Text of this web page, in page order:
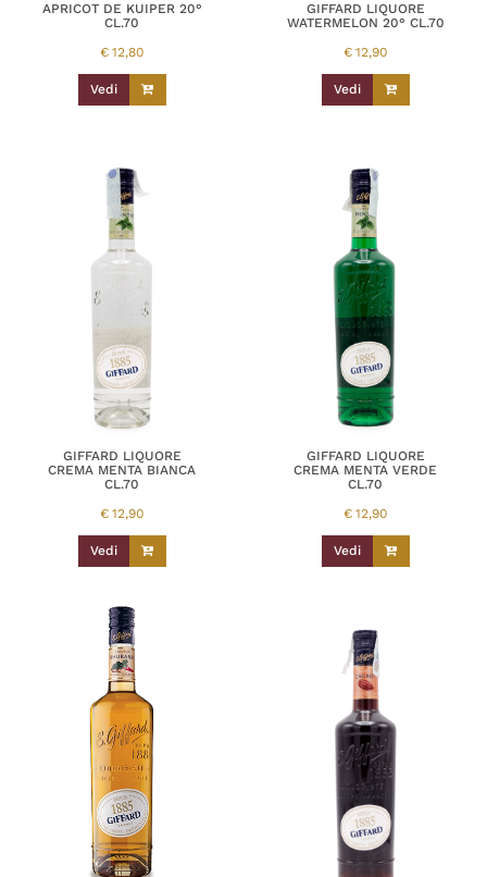
APRICOT DE KUIPER 20°
CL.70
€ 12,80
Vedi
GIFFARD LIQUORE
WATERMELON 20° CL.70
€ 12,90
Vedi
GIFFARD LIQUORE
CREMA MENTA BIANCA
CL.70
€ 12,90
Vedi
GIFFARD LIQUORE
CREMA MENTA VERDE
CL.70
€ 12,90
Vedi